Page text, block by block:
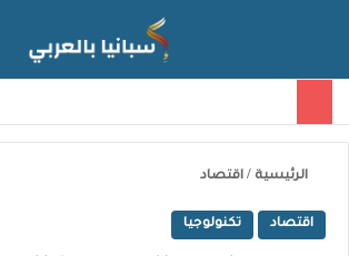
الرئيسية / اقتصاد
اقتصاد تكنولوجيا